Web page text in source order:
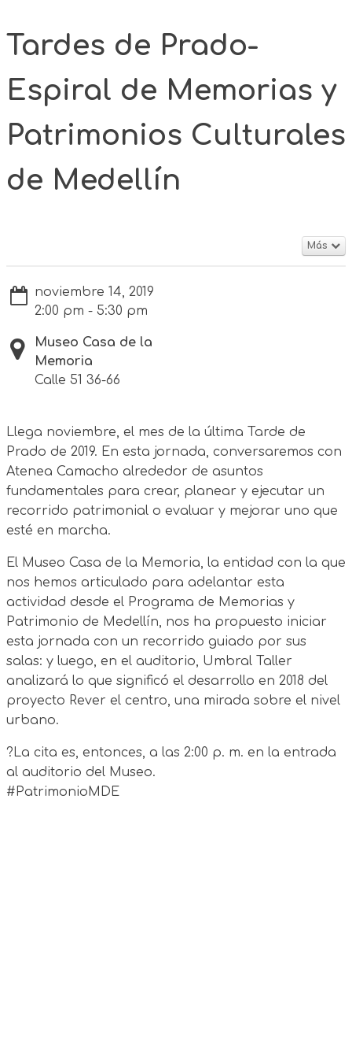
Tardes de Prado-
Espiral de Memorias y
Patrimonios Culturales
de Medellín
Más
noviembre 14, 2019
2:00 pm - 5:30 pm
Museo Casa de la
Memoria
Calle 51 36-66
Llega noviembre, el mes de la última Tarde de
Prado de 2019. En esta jornada, conversaremos con
Atenea Camacho alrededor de asuntos
fundamentales para crear, planear y ejecutar un
recorrido patrimonial o evaluar y mejorar uno que
esté en marcha.
El Museo Casa de la Memoria, la entidad con la que
nos hemos articulado para adelantar esta
actividad desde el Programa de Memorias y
Patrimonio de Medellín, nos ha propuesto iniciar
esta jornada con un recorrido guiado por sus
salas: y luego, en el auditorio, Umbral Taller
analizará lo que significó el desarrollo en 2018 del
proyecto Rever el centro, una mirada sobre el nivel
urbano.
?La cita es, entonces, a las 2:00 p. m. en la entrada
al auditorio del Museo.
#PatrimonioMDE